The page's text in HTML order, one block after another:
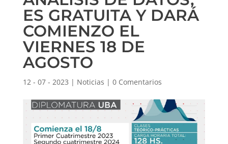
ES GRATUITA Y DARÁ
COMIENZO EL
VIERNES 18 DE
AGOSTO
12 - 07 - 2023 | Noticias | 0 Comentarios